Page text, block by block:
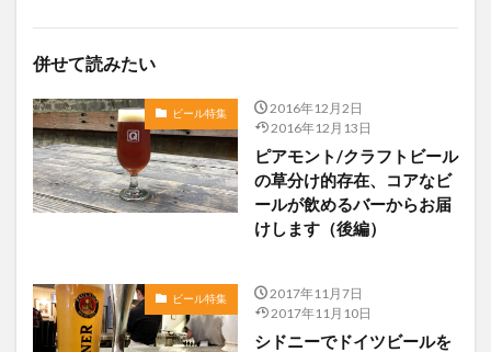
併せて読みたい
ビール特集
2016年12月2日
2016年12月13日
ピアモント/クラフトビール
の草分け的存在、コアなビ
ールが飲めるバーからお届
けします（後編）
ビール特集
2017年11月7日
2017年11月10日
シドニーでドイツビールを